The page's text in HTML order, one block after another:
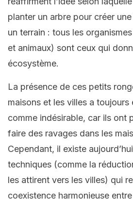
planter un arbre pour créer
un terrain : tous les
et animaux) sont ceux qui
écosystème.
La présence de ces petits
maisons et les villes a toujours
comme indésirable, car ils ont
faire des ravages dans les
Cependant, il existe
techniques (comme la
les attirent vers les villes) qui
coexistence harmonieuse